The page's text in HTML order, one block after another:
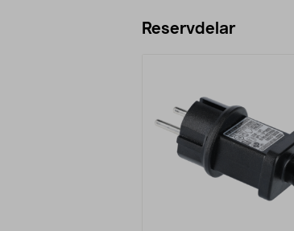
Reservdelar